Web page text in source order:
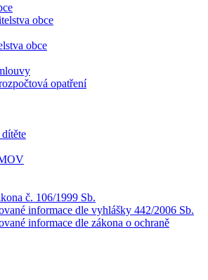
obce
obce
opatření
č. 106/1999 Sb.
informace dle vyhlášky 442/2006 Sb.
informace dle zákona o ochraně